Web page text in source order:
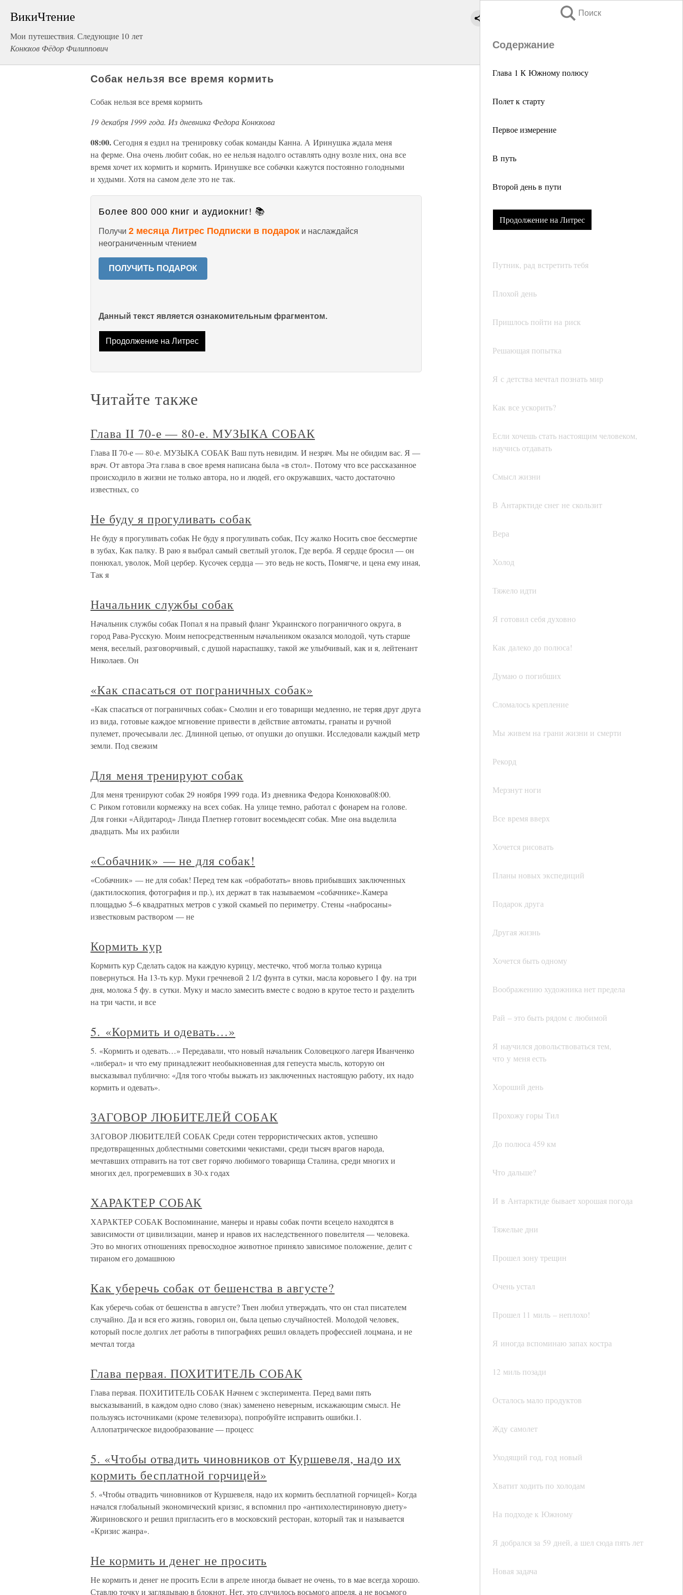
ВикиЧтение
Мои путешествия. Следующие 10 лет
Конюхов Фёдор Филиппович
Поиск
Содержание
Глава 1 К Южному полюсу
Полет к старту
Первое измерение
В путь
Второй день в пути
Продолжение на Литрес
Путник, рад встретить тебя
Плохой день
Пришлось пойти на риск
Решающая попытка
Я с детства мечтал познать мир
Как все ускорить?
Если хочешь стать настоящим человеком,
научись отдавать
Смысл жизни
В Антарктиде снег не скользит
Вера
Холод
Тяжело идти
Я готовил себя духовно
Как далеко до полюса!
Думаю о погибших
Сломалось крепление
Мы живем на грани жизни и смерти
Рекорд
Мерзнут ноги
Все время вверх
Хочется рисовать
Планы новых экспедиций
Подарок друга
Другая жизнь
Хочется быть одному
Воображению художника нет предела
Рай – это быть рядом с любимой
Я научился довольствоваться тем,
что у меня есть
Хороший день
Прохожу горы Тил
До полюса 459 км
Что дальше?
И в Антарктиде бывает хорошая погода
Тяжелые дни
Прошел зону трещин
Очень устал
Прошел 11 миль – неплохо!
Я иногда вспоминаю запах костра
12 миль позади
Осталось мало продуктов
Жду самолет
Уходящий год, год новый
Хватит ходить по холодам
На подходе к Южному
Я добрался за 59 дней, а шел сюда пять лет
Новая задача
Собак нельзя все время кормить
Собак нельзя все время кормить
19 декабря 1999 года. Из дневника Федора Конюхова
08:00.Сегодня я ездил на тренировку собак команды Канна. А Иринушка ждала меня
на ферме. Она очень любит собак, но ее нельзя надолго оставлять одну возле них, она все
время хочет их кормить и кормить. Иринушке все собачки кажутся постоянно голодными
и худыми. Хотя на самом деле это не так.
Более 800 000 книг и аудиокниг! 📚
Получи 2 месяца Литрес Подписки в подарок и наслаждайся
неограниченным чтением
ПОЛУЧИТЬ ПОДАРОК
Данный текст является ознакомительным фрагментом.
Продолжение на Литрес
Читайте также
Глава II 70-е — 80-е. МУЗЫКА СОБАК
Глава II 70-е — 80-е. МУЗЫКА СОБАК Ваш путь невидим. И незряч. Мы не обидим вас. Я —
врач. От автора Эта глава в свое время написана была «в стол». Потому что все рассказанное
происходило в жизни не только автора, но и людей, его окружавших, часто достаточно
известных, со
Не буду я прогуливать собак
Не буду я прогуливать собак Не буду я прогуливать собак, Псу жалко Носить свое бессмертие
в зубах, Как палку. В раю я выбрал самый светлый уголок, Где верба. Я сердце бросил — он
понюхал, уволок, Мой цербер. Кусочек сердца — это ведь не кость, Помягче, и цена ему иная,
Так я
Начальник службы собак
Начальник службы собак Попал я на правый фланг Украинского пограничного округа, в
город Рава-Русскую. Моим непосредственным начальником оказался молодой, чуть старше
меня, веселый, разговорчивый, с душой нараспашку, такой же улыбчивый, как и я, лейтенант
Николаев. Он
«Как спасаться от пограничных собак»
«Как спасаться от пограничных собак» Смолин и его товарищи медленно, не теряя друг друга
из вида, готовые каждое мгновение привести в действие автоматы, гранаты и ручной
пулемет, прочесывали лес. Длинной цепью, от опушки до опушки. Исследовали каждый метр
земли. Под свежим
Для меня тренируют собак
Для меня тренируют собак 29 ноября 1999 года. Из дневника Федора Конюхова08:00.
С Риком готовили кормежку на всех собак. На улице темно, работал с фонарем на голове.
Для гонки «Айдитарод» Линда Плетнер готовит восемьдесят собак. Мне она выделила
двадцать. Мы их разбили
«Собачник» — не для собак!
«Собачник» — не для собак! Перед тем как «обработать» вновь прибывших заключенных
(дактилоскопия, фотография и пр.), их держат в так называемом «собачнике».Камера
площадью 5–6 квадратных метров с узкой скамьей по периметру. Стены «набросаны»
известковым раствором — не
Кормить кур
Кормить кур Сделать садок на каждую курицу, местечко, чтоб могла только курица
повернуться. На 13-ть кур. Муки гречневой 2 1/2 фунта в сутки, масла коровьего 1 фу. на три
дня, молока 5 фу. в сутки. Муку и масло замесить вместе с водою в крутое тесто и разделить
на три части, и все
5. «Кормить и одевать…»
5. «Кормить и одевать…» Передавали, что новый начальник Соловецкого лагеря Иванченко
«либерал» и что ему принадлежит необыкновенная для гепеуста мысль, которую он
высказывал публично: «Для того чтобы выжать из заключенных настоящую работу, их надо
кормить и одевать».
ЗАГОВОР ЛЮБИТЕЛЕЙ СОБАК
ЗАГОВОР ЛЮБИТЕЛЕЙ СОБАК Среди сотен террористических актов, успешно
предотвращенных доблестными советскими чекистами, среди тысяч врагов народа,
мечтавших отправить на тот свет горячо любимого товарища Сталина, среди многих и
многих дел, прогремевших в 30-х годах
ХАРАКТЕР СОБАК
ХАРАКТЕР СОБАК Воспоминание, манеры и нравы собак почти всецело находятся в
зависимости от цивилизации, манер и нравов их наследственного повелителя — человека.
Это во многих отношениях превосходное животное приняло зависимое положение, делит с
тираном его домашнюю
Как уберечь собак от бешенства в августе?
Как уберечь собак от бешенства в августе? Твен любил утверждать, что он стал писателем
случайно. Да и вся его жизнь, говорил он, была цепью случайностей. Молодой человек,
который после долгих лет работы в типографиях решил овладеть профессией лоцмана, и не
мечтал тогда
Глава первая. ПОХИТИТЕЛЬ СОБАК
Глава первая. ПОХИТИТЕЛЬ СОБАК Начнем с эксперимента. Перед вами пять
высказываний, в каждом одно слово (знак) заменено неверным, искажающим смысл. Не
пользуясь источниками (кроме телевизора), попробуйте исправить ошибки.1.
Аллопатрическое видообразование — процесс
5. «Чтобы отвадить чиновников от Куршевеля, надо их
кормить бесплатной горчицей»
5. «Чтобы отвадить чиновников от Куршевеля, надо их кормить бесплатной горчицей» Когда
начался глобальный экономический кризис, я вспомнил про «антихолестириновую диету»
Жириновского и решил пригласить его в московский ресторан, который так и называется
«Кризис жанра».
Не кормить и денег не просить
Не кормить и денег не просить Если в апреле иногда бывает не очень, то в мае всегда хорошо.
Ставлю точку и заглядываю в блокнот. Нет, это случилось восьмого апреля, а не восьмого